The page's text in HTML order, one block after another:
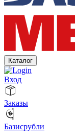
Каталог
Вход
Заказы
Базисрубли